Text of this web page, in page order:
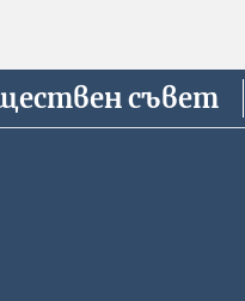
съвет